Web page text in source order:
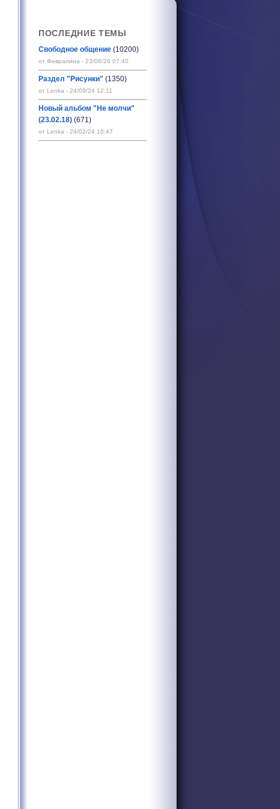
ПОСЛЕДНИЕ ТЕМЫ
Свободное общение (10200)
от Февралина - 23/06/26 07:40
Раздел "Рисунки" (1350)
от Lenka - 24/09/24 12:11
Новый альбом "Не молчи"
(23.02.18) (671)
от Lenka - 24/02/24 10:47